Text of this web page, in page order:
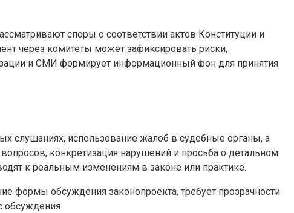
споры о соответствии актов Конституции и
через комитеты может зафиксировать риски,
и СМИ формирует информационный фон для принятия
слушаниях, использование жалоб в судебные органы, а
конкретизация нарушений и просьба о детальном
к реальным изменениям в законе или практике.
формы обсуждения законопроекта, требует прозрачности
обсуждения.